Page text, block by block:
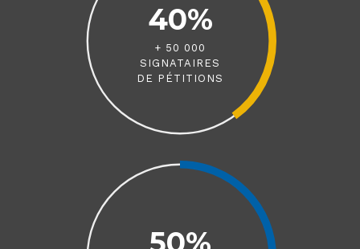
40%
+ 50 000
SIGNATAIRES
DE PÉTITIONS